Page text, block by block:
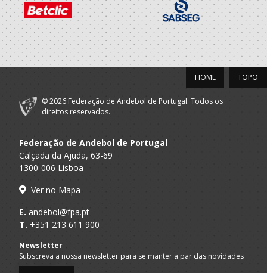
TOPO
HOME
© 2026 Federação de Andebol de Portugal. Todos os
direitos reservados.
Federação de Andebol de Portugal
Calçada da Ajuda, 63-69
1300-006 Lisboa
Ver no Mapa
E. andebol@fpa.pt
T. +351 213 611 900
Newsletter
Subscreva a nossa newsletter para se manter a par das novidades